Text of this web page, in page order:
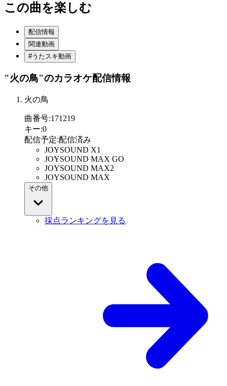
この曲を楽しむ
配信情報
関連動画
#うたスキ動画
"火の鳥"のカラオケ配信情報
火の鳥
曲番号:171219
キー:0
配信予定:配信済み
JOYSOUND X1
JOYSOUND MAX GO
JOYSOUND MAX2
JOYSOUND MAX
その他
採点ランキングを見る